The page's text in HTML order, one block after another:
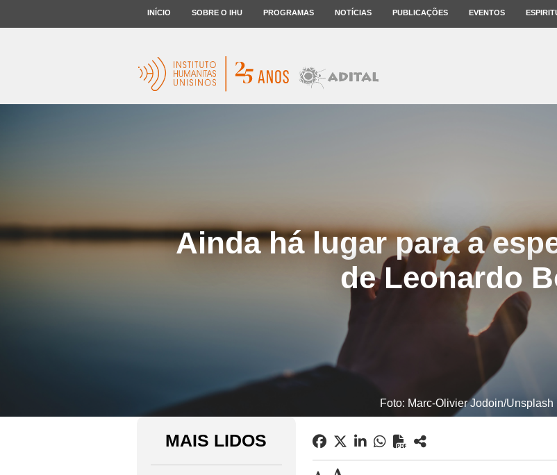
INÍCIO SOBRE O IHU PROGRAMAS NOTÍCIAS PUBLICAÇÕES EVENTOS
Ainda há lugar para a
de Leonardo
Foto: Marc-Olivier Jodoin/Unsplash
MAIS LIDOS